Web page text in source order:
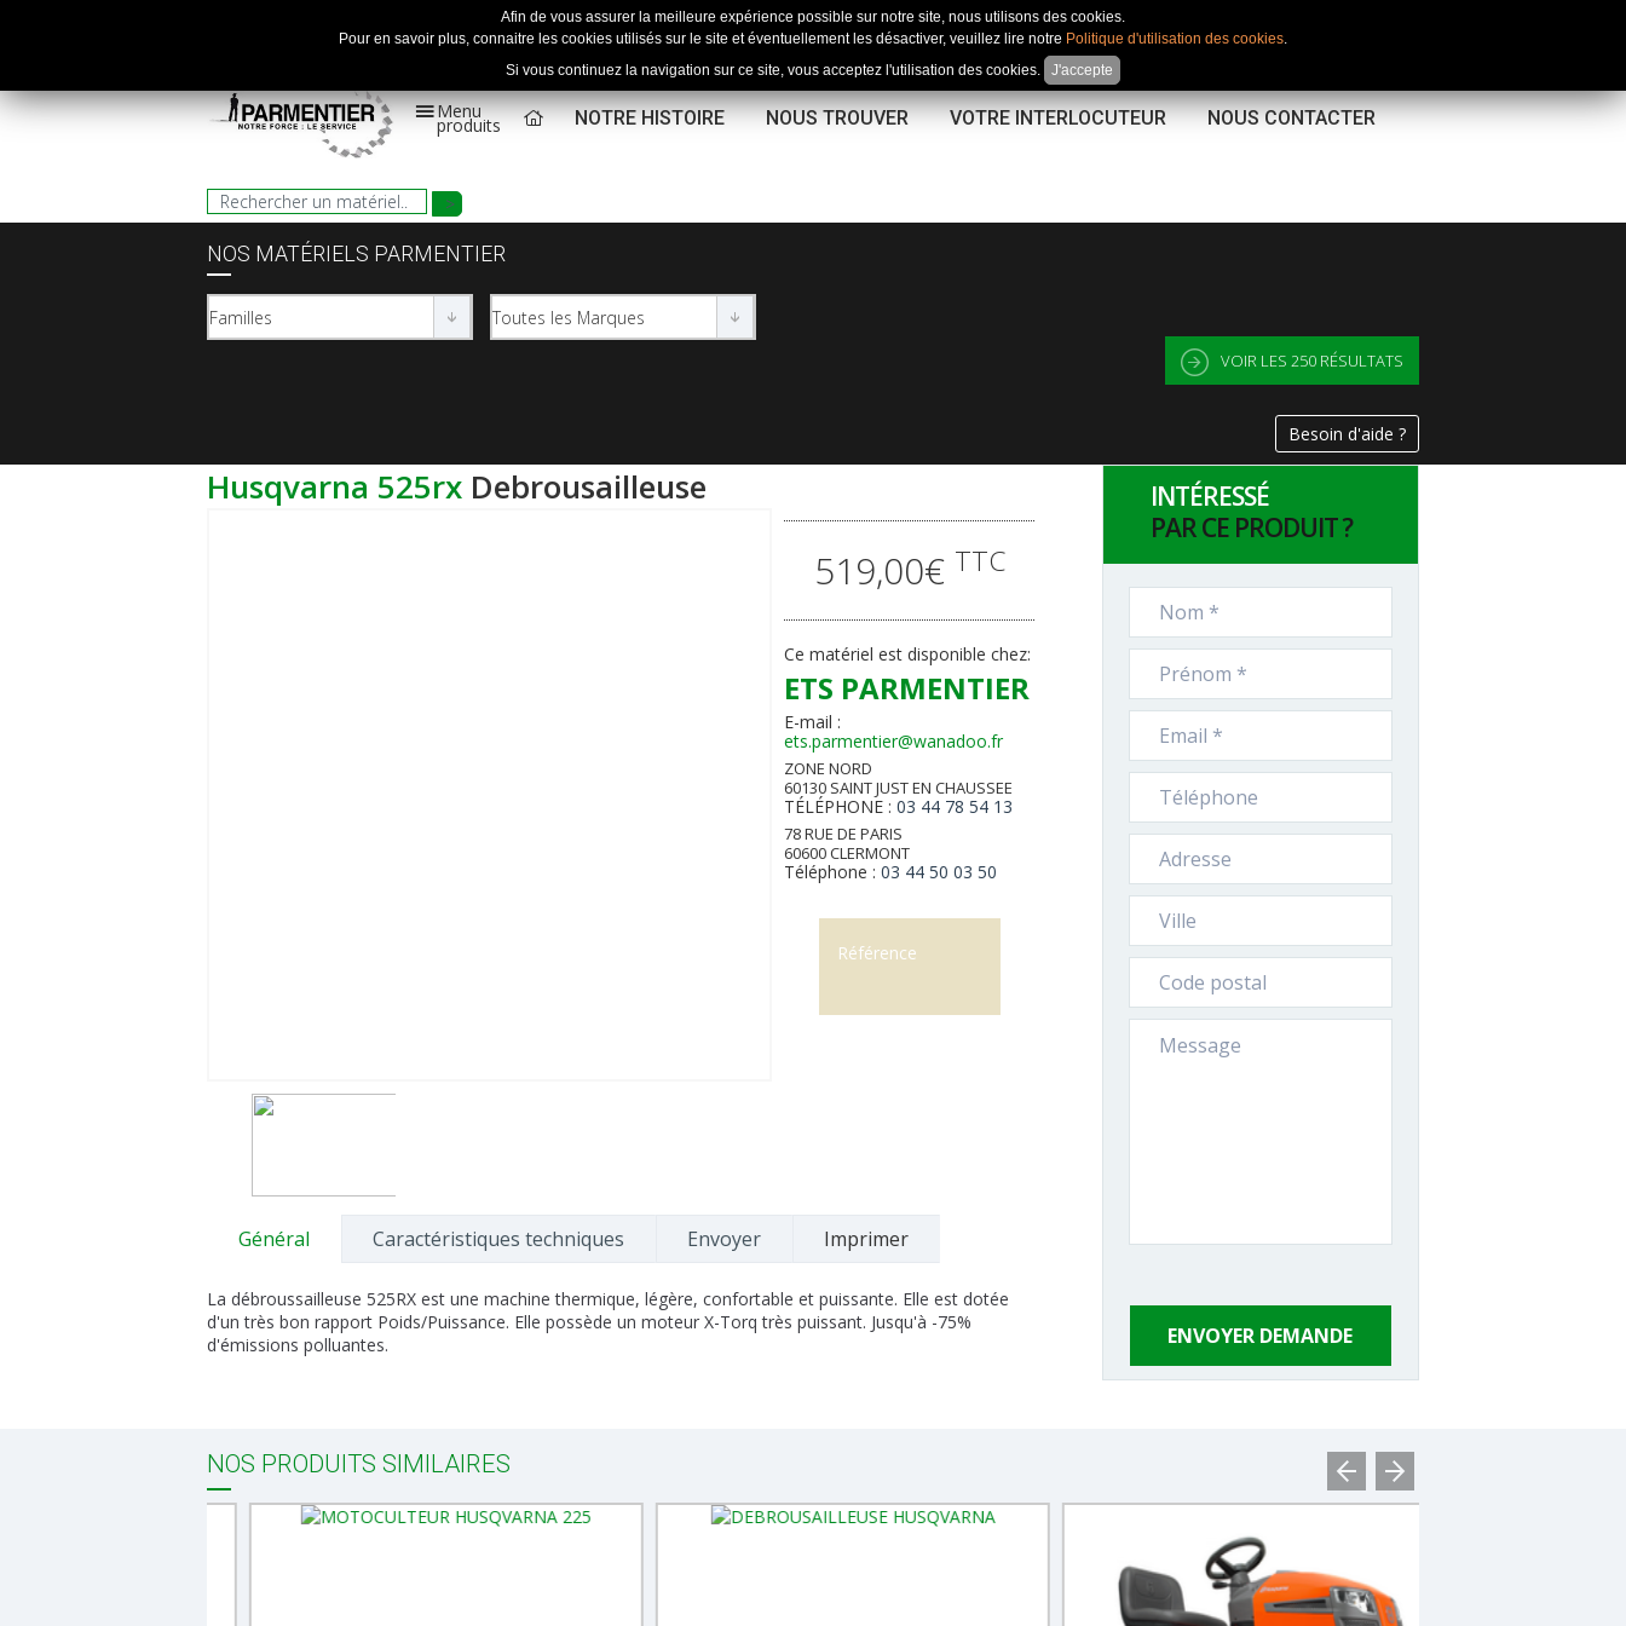
Afin de vous assurer la meilleure expérience possible sur notre site, nous utilisons des cookies.
Pour en savoir plus, connaitre les cookies utilisés sur le site et éventuellement les désactiver, veuillez lire notre Politique d'utilisation des cookies.
Si vous continuez la navigation sur ce site, vous acceptez l'utilisation des cookies.
J'accepte
Mon compte
Menu
produits NOTRE HISTOIRE NOUS TROUVER VOTRE INTERLOCUTEUR NOUS CONTACTER
NOS MATÉRIELS PARMENTIER
VOIR LES 250RÉSULTATS
Besoin d'aide ?
husqvarna 525rx debrousailleuse
519,00€ TTC
Ce matériel est disponible chez:
ETS PARMENTIER
E-mail :
ets.parmentier@wanadoo.fr
ZONE NORD
60130 SAINT JUST EN CHAUSSEE
TÉLÉPHONE :03 44 78 54 13
78 RUE DE PARIS
60600 CLERMONT
Téléphone :03 44 50 03 50
Référence
Général Caractéristiques techniques Envoyer Imprimer
La débroussailleuse 525RX est une machine thermique, légère, confortable et puissante. Elle est dotée
d'un très bon rapport Poids/Puissance. Elle possède un moteur X-Torq très puissant. Jusqu'à -75%
d'émissions polluantes.
INTÉRESSÉ
PAR CE PRODUIT ?
NOS PRODUITS SIMILAIRES